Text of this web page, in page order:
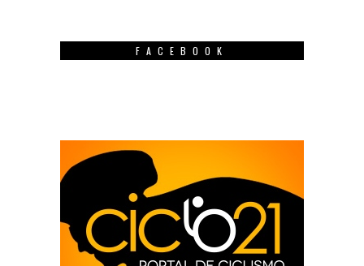
FACEBOOK